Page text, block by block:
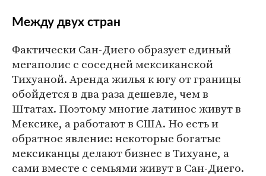
Между двух стран
Фактически Сан-Диего образует единый
мегаполис с соседней мексиканской
Тихуаной. Аренда жилья к югу от границы
обойдется в два раза дешевле, чем в
Штатах. Поэтому многие латинос живут в
Мексике, а работают в США. Но есть и
обратное явление: некоторые богатые
мексиканцы делают бизнес в Тихуане, а
сами вместе с семьями живут в Сан-Диего.